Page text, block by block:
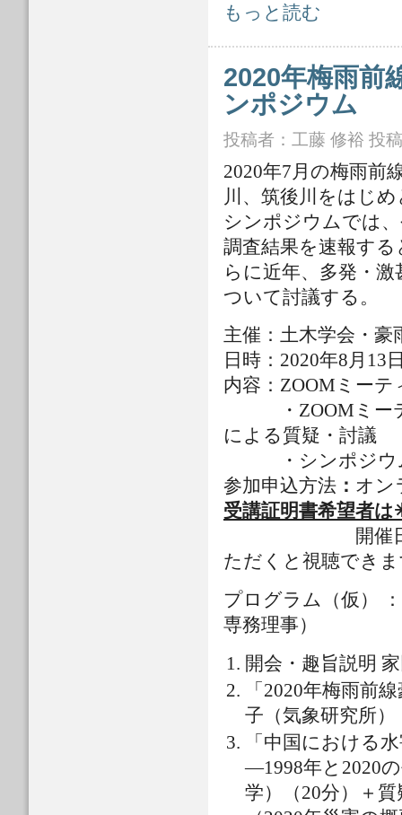
令和2年7月豪雨 土木学会会長によ
もっと読む
2020年梅雨前
ンポジウム
投稿者： 工藤 修裕 投
2020年7月の梅雨前
川、筑後川をはじ
シンポジウムでは
調査結果を速報す
らに近年、多発・
ついて討議する。
主催：土木学会・豪
日時：2020年8月13
内容：ZOOMミーテ
・ZOOMミーテ
による質疑・討議
・シンポジウム
参加申込方法 ： オン
受講証明書希望者
開催日時に
ただくと視聴でき
プログラム（仮）
専務理事）
開会・趣旨説明
「2020年梅雨前
子（気象研究所）
「中国における
―1998年と2020
学）（20分）＋質